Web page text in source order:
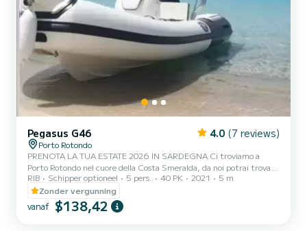
Pegasus G46 4.0 (7 reviews)
Porto Rotondo
PRENOTA LA TUA ESTATE 2026 IN SARDEGNA Ci troviamo a
Porto Rotondo nel cuore della Costa Smeralda, da noi potrai trovare
il parcheggio della tua macchina custodito ed anche un piccolo bar
per potersi rilassare guardando il nostro meraviglioso mare. Questo
è un bellissimo gommone e possiamo trovarci: .Doccetta .Tendalino
copri sole .Motore mercury 2022 40/60 hp .Tappezzeria completa
RIB Schipper optioneel 5 pers. 40 PK 2021
5 m
Zonder vergunning
vanaf $138,42